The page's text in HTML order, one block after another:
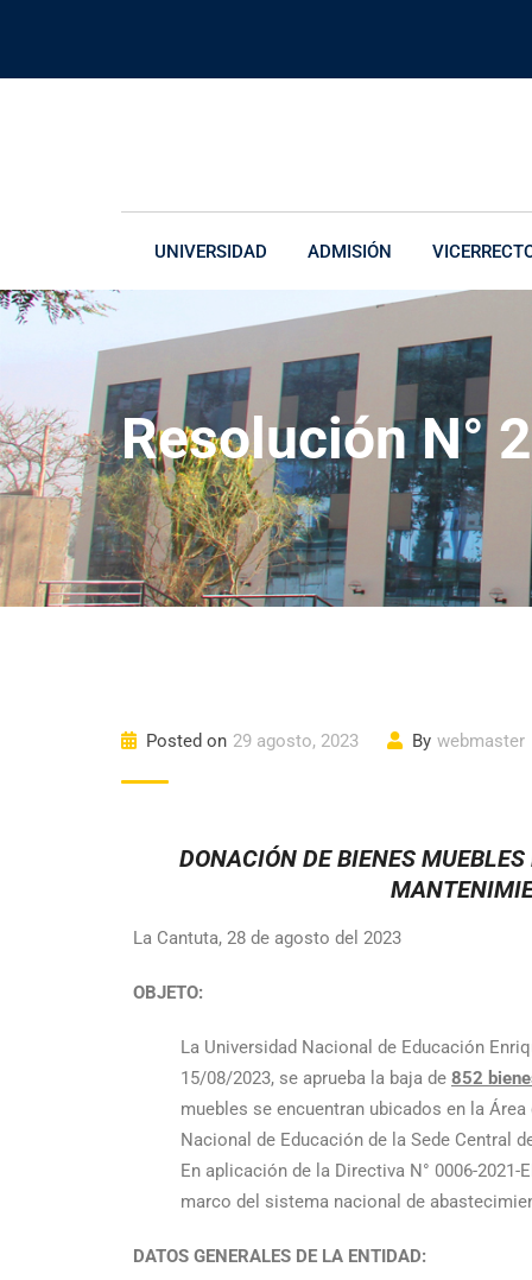
UNIVERSIDAD ADMISIÓN
Resolución N°
Posted on 29 agosto, 2023 By webmaster
DONACIÓN DE BIENES
La Cantuta, 28 de agosto del 2023
OBJETO:
La Universidad Nacional de Educación
15/08/2023, se aprueba la baja de 852
muebles se encuentran ubicados en la
Nacional de Educación de la Sede Central
En aplicación de la Directiva N° 0006-
marco del sistema nacional de
DATOS GENERALES DE LA ENTIDAD: